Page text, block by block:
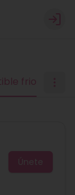
Login
frio
Únete